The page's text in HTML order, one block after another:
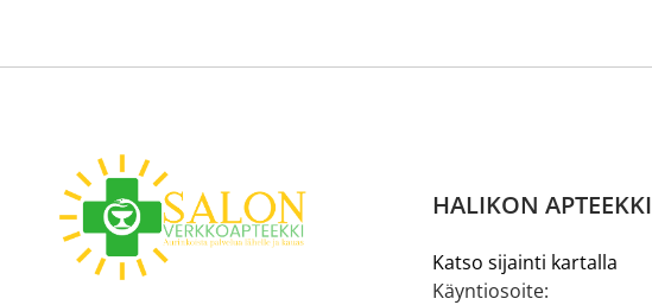
HALIKON APTEEKKI
Katso sijainti kartalla
Käyntiosoite: